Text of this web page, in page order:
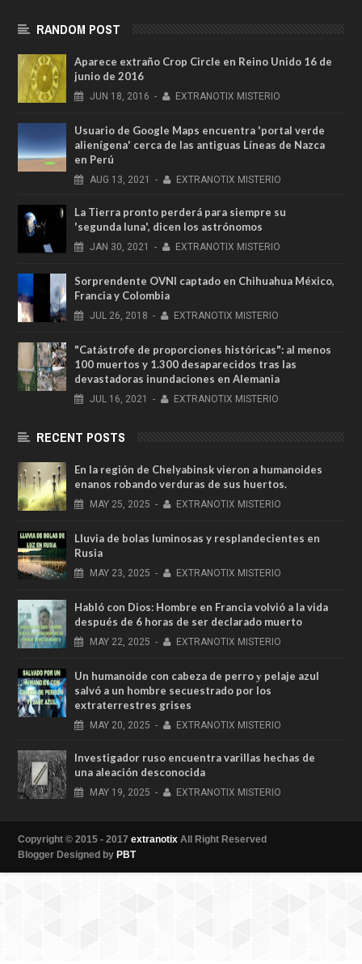
RANDOM POST
Aparece extraño Crop Circle en Reino Unido 16 de
junio de 2016
JUN 18, 2016 - EXTRANOTIX MISTERIO
Usuario de Google Maps encuentra 'portal verde
alienígena' cerca de las antiguas Líneas de Nazca
en Perú
AUG 13, 2021 - EXTRANOTIX MISTERIO
La Tierra pronto perderá para siempre su
'segunda luna', dicen los astrónomos
JAN 30, 2021 - EXTRANOTIX MISTERIO
Sorprendente OVNI captado en Chihuahua México,
Francia y Colombia
JUL 26, 2018 - EXTRANOTIX MISTERIO
"Catástrofe de proporciones históricas": al menos
100 muertos y 1.300 desaparecidos tras las
devastadoras inundaciones en Alemania
JUL 16, 2021 - EXTRANOTIX MISTERIO
RECENT POSTS
En la región de Chelyabinsk vieron a humanoides
enanos robando verduras de sus huertos.
MAY 25, 2025 - EXTRANOTIX MISTERIO
Lluvia de bolas luminosas y resplandecientes en
Rusia
MAY 23, 2025 - EXTRANOTIX MISTERIO
Habló con Dios: Hombre en Francia volvió a la vida
después de 6 horas de ser declarado muerto
MAY 22, 2025 - EXTRANOTIX MISTERIO
Un humanoide con cabeza de perro у pelaje azul
salvó a un hombre secuestrado por los
extraterrestres grises
MAY 20, 2025 - EXTRANOTIX MISTERIO
Investigador ruso encuentra varillas hechas de
una aleación desconocida
MAY 19, 2025 - EXTRANOTIX MISTERIO
Copyright © 2015 - 2017 extranotix All Right Reserved
Blogger Designed by PBT